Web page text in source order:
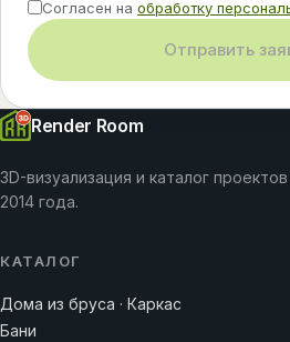
Согласен на обработку
Отправить
Render Room
3D-визуализация и каталог проектов
2014 года.
КАТАЛОГ
Дома из бруса · Каркас
Бани